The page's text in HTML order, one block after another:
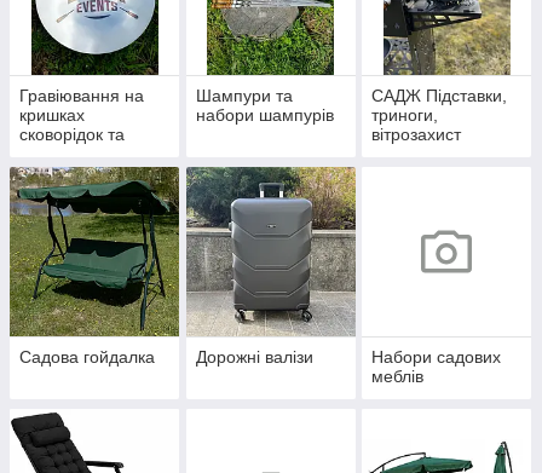
Гравіювання на
кришках
сковорідок та
Шампури та
набори шампурів
САДЖ Підставки,
триноги,
вітрозахист
Садова гойдалка Дорожні валізи
Набори садових
меблів